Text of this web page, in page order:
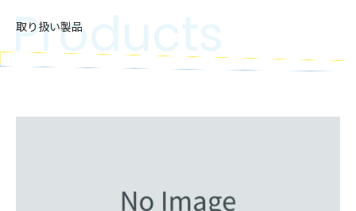
取り扱い製品
Products